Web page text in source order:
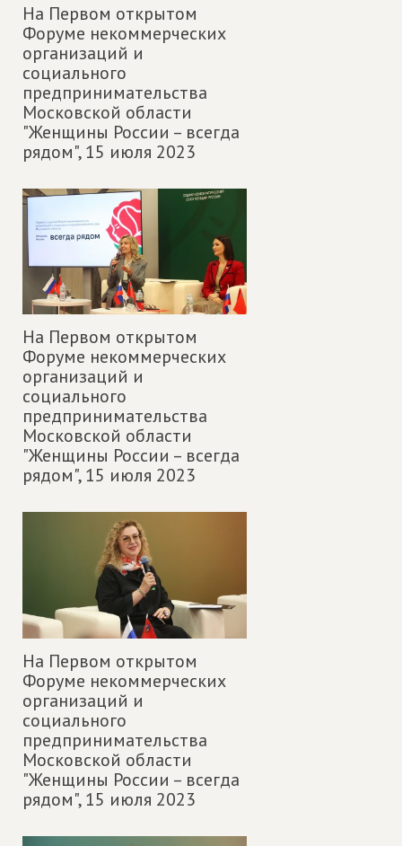
На Первом открытом
Форуме некоммерческих
организаций и
социального
предпринимательства
Московской области
"Женщины России – всегда
рядом",15 июля 2023
На Первом открытом
Форуме некоммерческих
организаций и
социального
предпринимательства
Московской области
"Женщины России – всегда
рядом",15 июля 2023
На Первом открытом
Форуме некоммерческих
организаций и
социального
предпринимательства
Московской области
"Женщины России – всегда
рядом",15 июля 2023